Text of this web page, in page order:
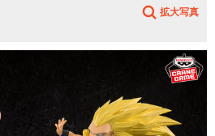
拡大写真